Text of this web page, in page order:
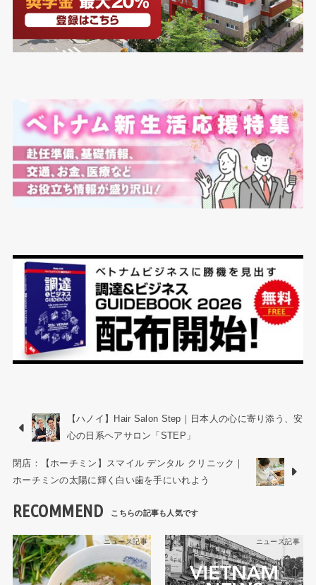
【ハノイ】Hair Salon Step｜日本人の心に寄り添う、安
心の日系ヘアサロン「STEP」
閉店：【ホーチミン】スマイル デンタル クリニック｜
ホーチミンの太陽に輝く白い歯を手にいれよう
RECOMMEND
ニュース記事 ニュース記事